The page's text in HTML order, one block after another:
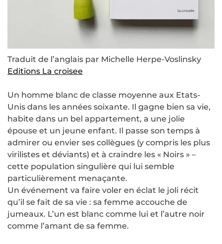
Traduit de l’anglais par Michelle Herpe-Voslinsky
Editions La croisee
Un homme blanc de classe moyenne aux Etats-
Unis dans les années soixante. Il gagne bien sa vie,
habite dans un bel appartement, a une jolie
épouse et un jeune enfant. Il passe son temps à
admirer ou envier ses collègues (y compris les plus
virilistes et déviants) et à craindre les « Noirs » –
cette population singulière qui lui semble
particulièrement menaçante.
Un événement va faire voler en éclat le joli récit
qu’il se fait de sa vie : sa femme accouche de
jumeaux. L’un est blanc comme lui et l’autre noir
comme l’amant de sa femme.